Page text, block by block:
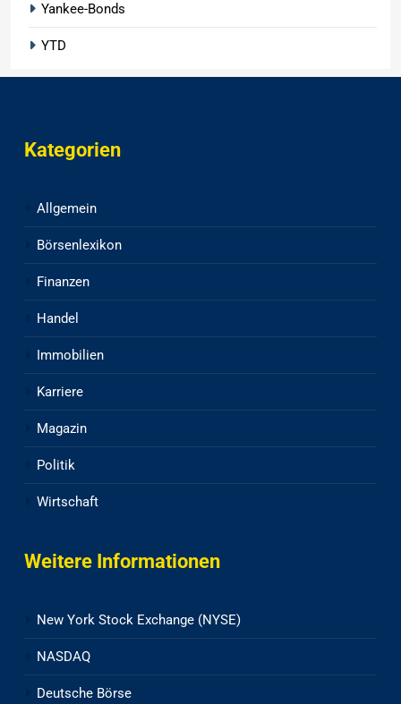
Yankee-Bonds
YTD
Kategorien
Allgemein
Börsenlexikon
Finanzen
Handel
Immobilien
Karriere
Magazin
Politik
Wirtschaft
Weitere Informationen
New York Stock Exchange (NYSE)
NASDAQ
Deutsche Börse